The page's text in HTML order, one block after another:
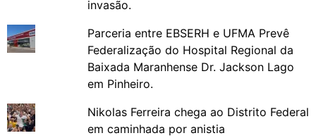
invasão.
Parceria entre EBSERH e UFMA Prevê
Federalização do Hospital Regional da
Baixada Maranhense Dr. Jackson Lago
em Pinheiro.
Nikolas Ferreira chega ao Distrito Federal
em caminhada por anistia